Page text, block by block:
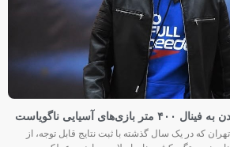
آسیایی ناگویاست
که در یک سال گذشته با ثبت نتایج قابل توجه، از